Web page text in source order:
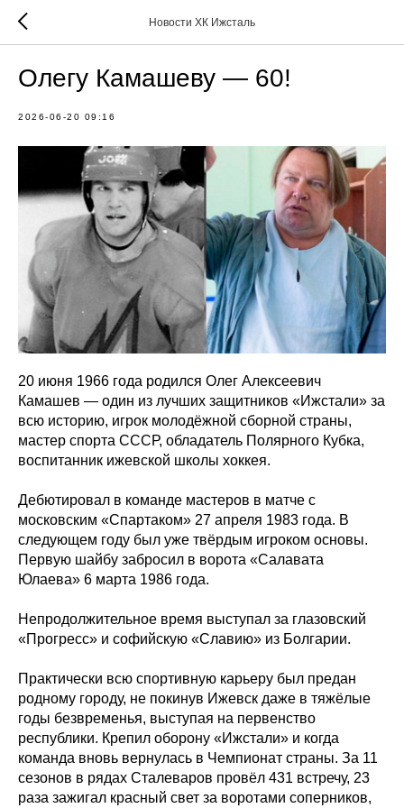
Новости ХК Ижсталь
Олегу Камашеву — 60!
2026-06-20 09:16
20 июня 1966 года родился Олег Алексеевич
Камашев — один из лучших защитников «Ижстали» за
всю историю, игрок молодёжной сборной страны,
мастер спорта СССР, обладатель Полярного Кубка,
воспитанник ижевской школы хоккея.
Дебютировал в команде мастеров в матче с
московским «Спартаком» 27 апреля 1983 года. В
следующем году был уже твёрдым игроком основы.
Первую шайбу забросил в ворота «Салавата
Юлаева» 6 марта 1986 года.
Непродолжительное время выступал за глазовский
«Прогресс» и софийскую «Славию» из Болгарии.
Практически всю спортивную карьеру был предан
родному городу, не покинув Ижевск даже в тяжёлые
годы безвременья, выступая на первенство
республики. Крепил оборону «Ижстали» и когда
команда вновь вернулась в Чемпионат страны. За 11
сезонов в рядах Сталеваров провёл 431 встречу, 23
раза зажигал красный свет за воротами соперников,